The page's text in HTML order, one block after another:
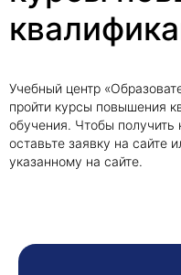
Учебный центр
пройти курсы повышения
обучения. Чтобы получить
оставьте заявку на сайте
указанному на сайте.